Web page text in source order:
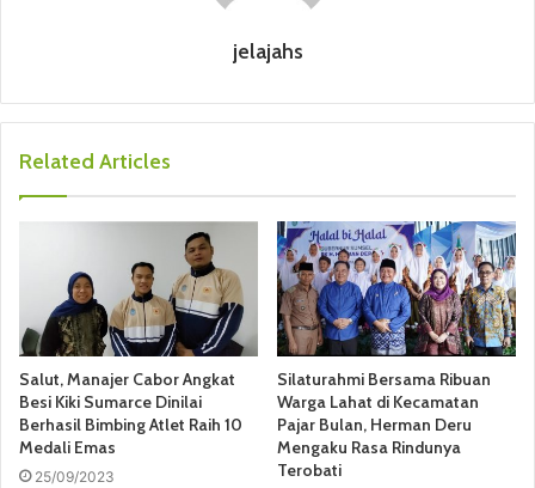
jelajahs
Related Articles
Salut, Manajer Cabor Angkat
Besi Kiki Sumarce Dinilai
Berhasil Bimbing Atlet Raih 10
Medali Emas
25/09/2023
Silaturahmi Bersama Ribuan
Warga Lahat di Kecamatan
Pajar Bulan, Herman Deru
Mengaku Rasa Rindunya
Terobati